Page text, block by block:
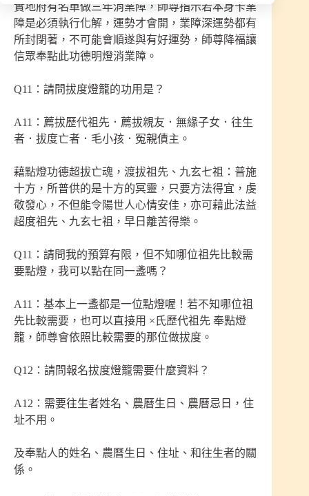
實地府有名單做三年消業障，師尊指示若本身卡業
障是必須執行化解，運勢才會開，業障深運勢都有
所封閉著，不可能會順遂與有好運勢，師尊降福讓
信眾奉點此功德明燈消業障。
Q11：請問拔度燈籠的功用是？
A11：薦拔歷代祖先．薦拔親友．無緣子女．往生
者．拔度亡者．毛小孩．冤親債主。
藉點燈功德超拔亡魂，渡拔祖先、九玄七祖：普施
十方，所普供的是十方的冥靈，只要方法得宜，虔
敬發心，不但能令陽世人心情安佳，亦可藉此法益
超度祖先、九玄七祖，早日離苦得樂。
Q11：請問我的預算有限，但不知哪位祖先比較需
要點燈，我可以點在同一盞嗎？
A11：基本上一盞都是一位點燈喔！若不知哪位祖
先比較需要，也可以直接用 ×氏歷代祖先 奉點燈
籠，師尊會依照比較需要的那位做拔度。
Q12：請問報名拔度燈籠需要什麼資料？
A12：需要往生者姓名、農曆生日、農曆忌日，住
址不用。
及奉點人的姓名、農曆生日、住址、和往生者的關
係。